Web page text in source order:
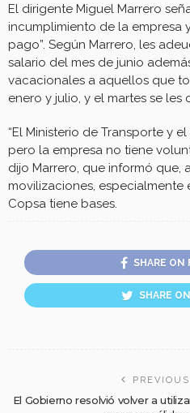
El dirigente Miguel Marrero
incumplimiento de la empresa
pago”. Según Marrero, les
salario del mes de junio
vacacionales a aquellos que
enero y julio, y el martes se les
“El Ministerio de Transporte y
pero la empresa no tiene
dijo Marrero, que informó que,
movilizaciones, especialmente
Copsa tiene bases.
SHARE ON
SHARE
El Gobierno resolvió volver a